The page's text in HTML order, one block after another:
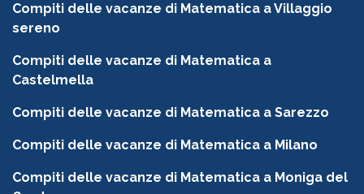
Compiti delle vacanze di Matematica a Villaggio
sereno
Compiti delle vacanze di Matematica a
Castelmella
Compiti delle vacanze di Matematica a Sarezzo
Compiti delle vacanze di Matematica a Milano
Compiti delle vacanze di Matematica a Moniga del